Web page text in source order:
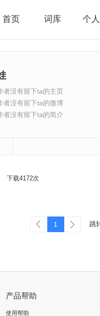
首页 词库 个
者没有留下ta的主页
者没有留下ta的微博
者没有留下ta的简介
下载4172次
1 跳
产品帮助
使用帮助